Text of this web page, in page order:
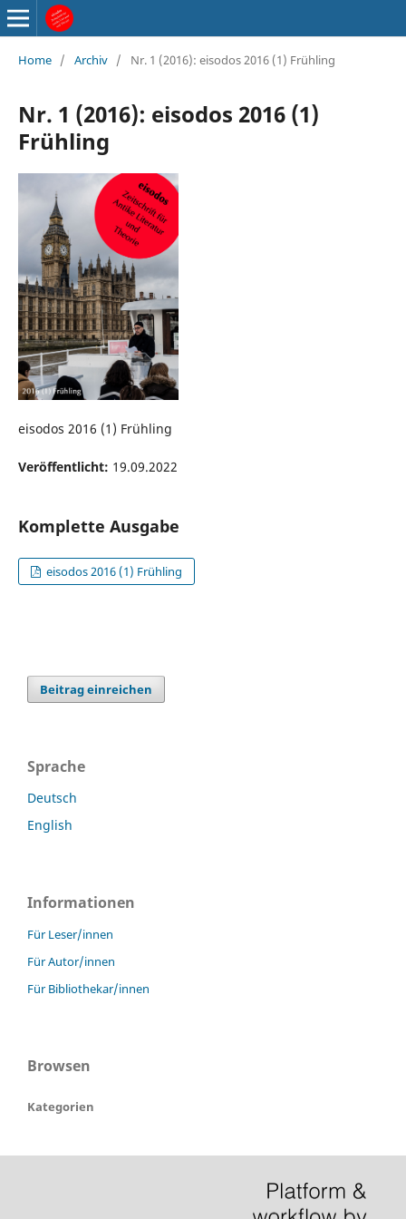
Home / Archiv / Nr. 1 (2016): eisodos 2016 (1) Frühling
Nr. 1 (2016): eisodos 2016 (1)
Frühling
eisodos 2016 (1) Frühling
Veröffentlicht: 19.09.2022
Komplette Ausgabe
eisodos 2016 (1) Frühling
Beitrag einreichen
Sprache
Deutsch
English
Informationen
Für Leser/innen
Für Autor/innen
Für Bibliothekar/innen
Browsen
Kategorien